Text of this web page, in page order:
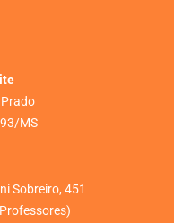
MS
Sobreiro, 451